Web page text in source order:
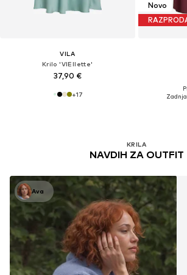
VILA
Krilo 'VIEllette'
37,90 €
+17
Novo
KRILA
NAVDIH ZA OUTFIT
Ava